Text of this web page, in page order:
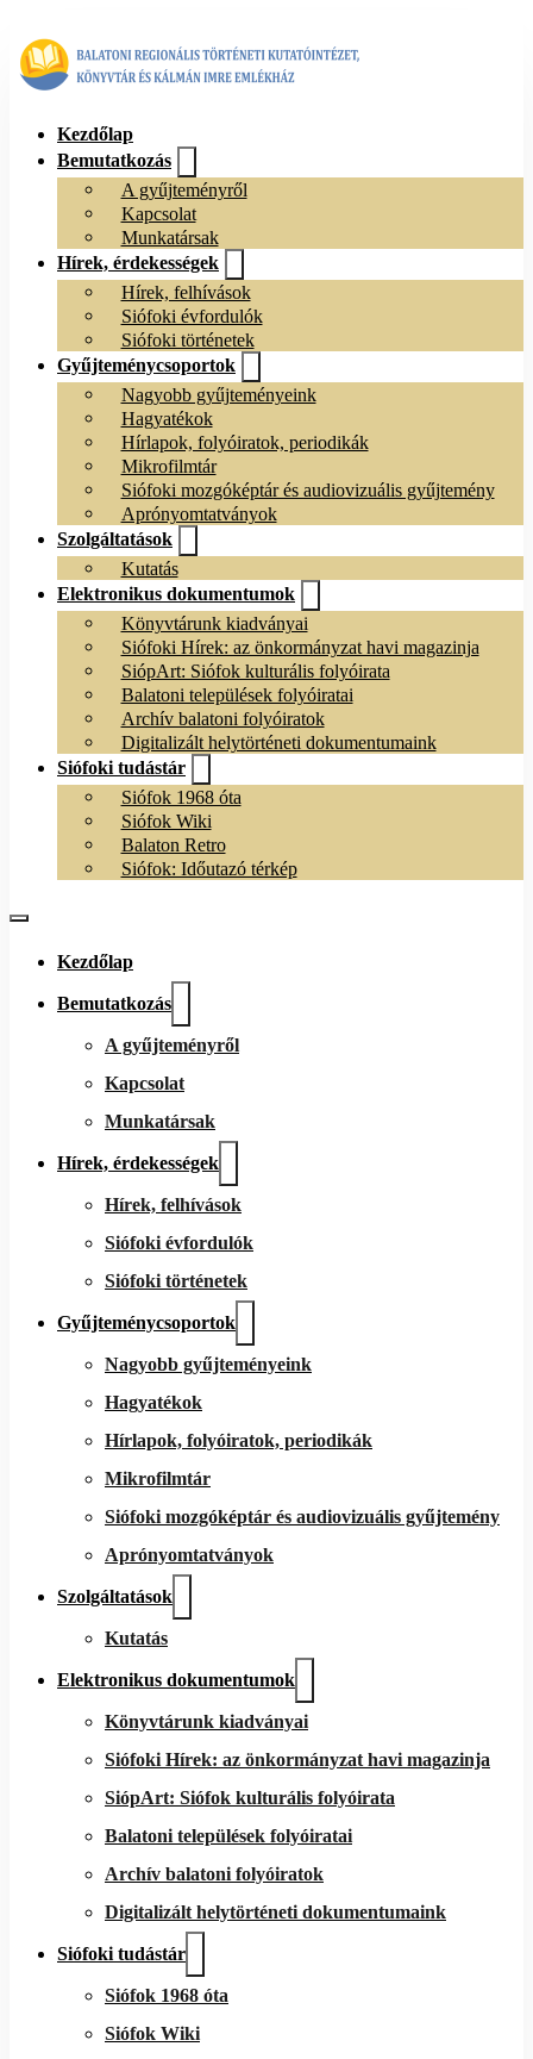
Kezdőlap
Bemutatkozás
A gyűjteményről
Kapcsolat
Munkatársak
Hírek, érdekességek
Hírek, felhívások
Siófoki évfordulók
Siófoki történetek
Gyűjteménycsoportok
Nagyobb gyűjteményeink
Hagyatékok
Hírlapok, folyóiratok, periodikák
Mikrofilmtár
Siófoki mozgóképtár és audiovizuális gyűjtemény
Aprónyomtatványok
Szolgáltatások
Kutatás
Elektronikus dokumentumok
Könyvtárunk kiadványai
Siófoki Hírek: az önkormányzat havi magazinja
SiópArt: Siófok kulturális folyóirata
Balatoni települések folyóiratai
Archív balatoni folyóiratok
Digitalizált helytörténeti dokumentumaink
Siófoki tudástár
Siófok 1968 óta
Siófok Wiki
Balaton Retro
Siófok: Időutazó térkép
Kezdőlap
Bemutatkozás
A gyűjteményről
Kapcsolat
Munkatársak
Hírek, érdekességek
Hírek, felhívások
Siófoki évfordulók
Siófoki történetek
Gyűjteménycsoportok
Nagyobb gyűjteményeink
Hagyatékok
Hírlapok, folyóiratok, periodikák
Mikrofilmtár
Siófoki mozgóképtár és audiovizuális gyűjtemény
Aprónyomtatványok
Szolgáltatások
Kutatás
Elektronikus dokumentumok
Könyvtárunk kiadványai
Siófoki Hírek: az önkormányzat havi magazinja
SiópArt: Siófok kulturális folyóirata
Balatoni települések folyóiratai
Archív balatoni folyóiratok
Digitalizált helytörténeti dokumentumaink
Siófoki tudástár
Siófok 1968 óta
Siófok Wiki